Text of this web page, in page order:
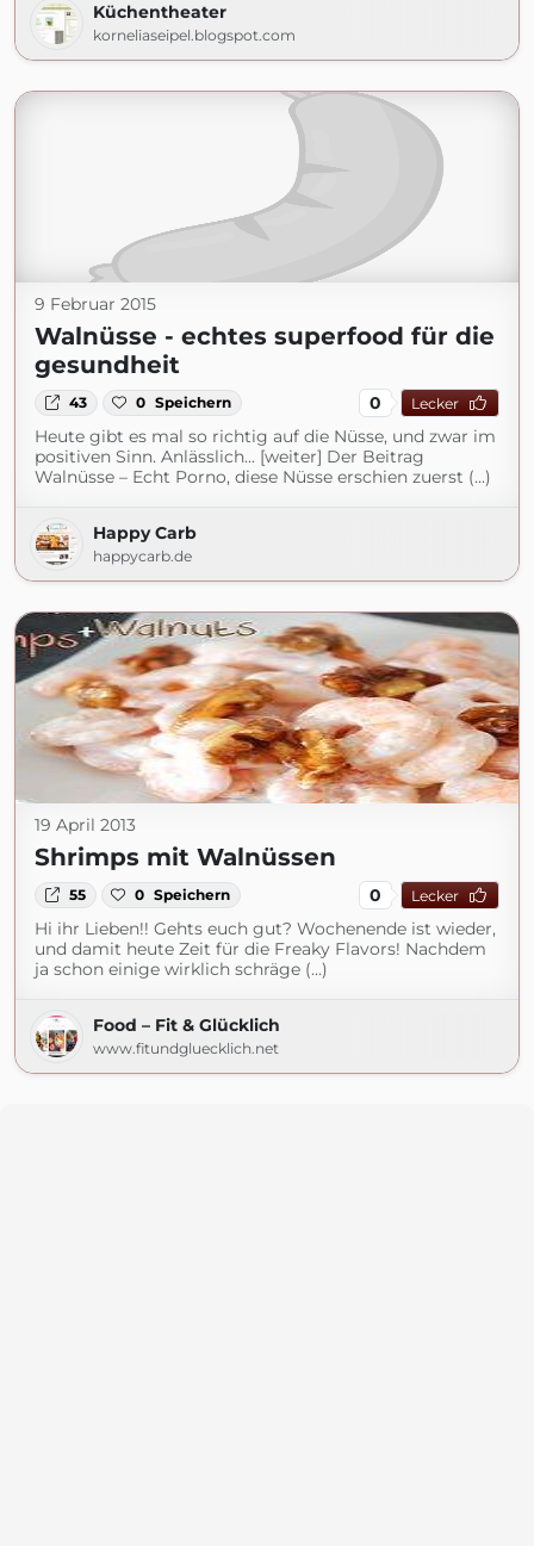
Küchentheater
korneliaseipel.blogspot.com
9 Februar 2015
Walnüsse - echtes superfood für die
gesundheit
43 0 Speichern 0 Lecker
Heute gibt es mal so richtig auf die Nüsse, und zwar im
positiven Sinn. Anlässlich... [weiter] Der Beitrag
Walnüsse – Echt Porno, diese Nüsse erschien zuerst (...)
Happy Carb
happycarb.de
19 April 2013
Shrimps mit Walnüssen
55 0 Speichern 0 Lecker
Hi ihr Lieben!! Gehts euch gut? Wochenende ist wieder,
und damit heute Zeit für die Freaky Flavors! Nachdem
ja schon einige wirklich schräge (...)
Food – Fit & Glücklich
www.fitundgluecklich.net